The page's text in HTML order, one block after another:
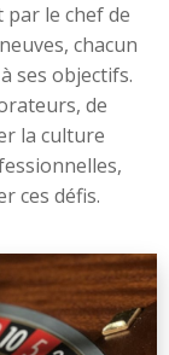
par le chef de
chacun
ses objectifs.
de
la culture
ces défis.